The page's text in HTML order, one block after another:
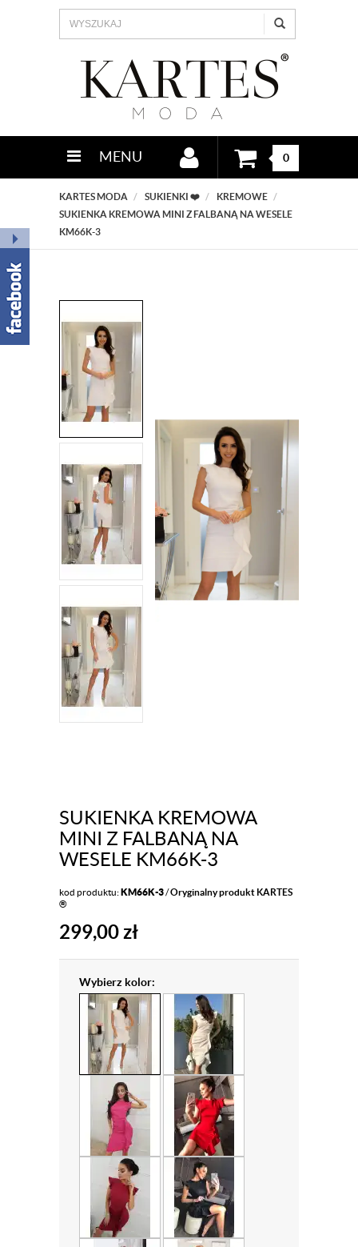
MENU 0
KARTES MODA SUKIENKI ❤️
KREMOWE
SUKIENKA KREMOWA MINI Z FALBANĄ NA WESELE
KM66K-3
SUKIENKA KREMOWA
MINI Z FALBANĄ NA
WESELE KM66K-3
kod produktu:KM66K-3/Oryginalny produkt KARTES
®
299,00zł
Wybierz kolor: